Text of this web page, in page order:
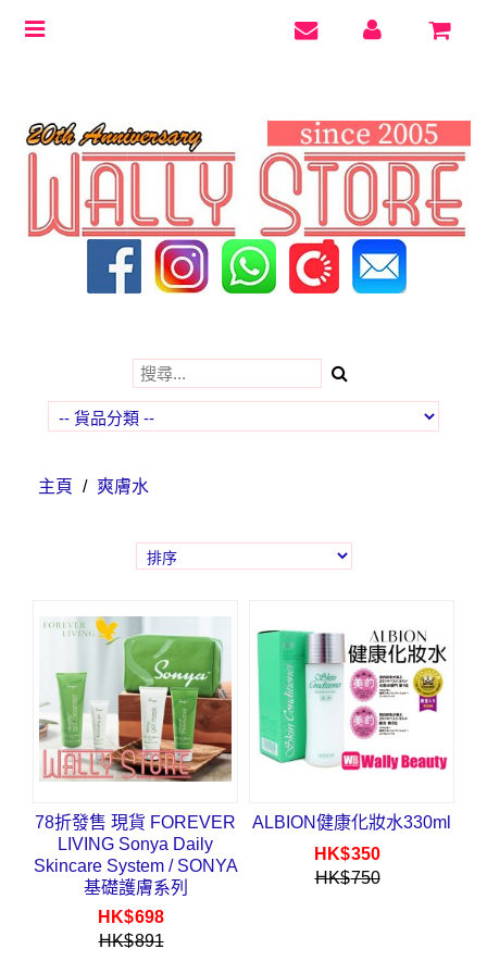
Toggle
主頁 / 爽膚水
78折發售 現貨 FOREVER
LIVING Sonya Daily
Skincare System / SONYA
基礎護膚系列
HK$698
HK$891
ALBION健康化妝水330ml
HK$350
HK$750